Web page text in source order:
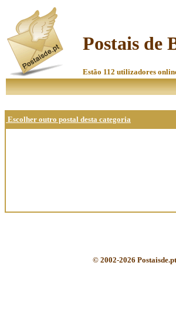
Postais de
Estão 112 utilizadores
Escolher outro postal desta categoria
© 2002-2026